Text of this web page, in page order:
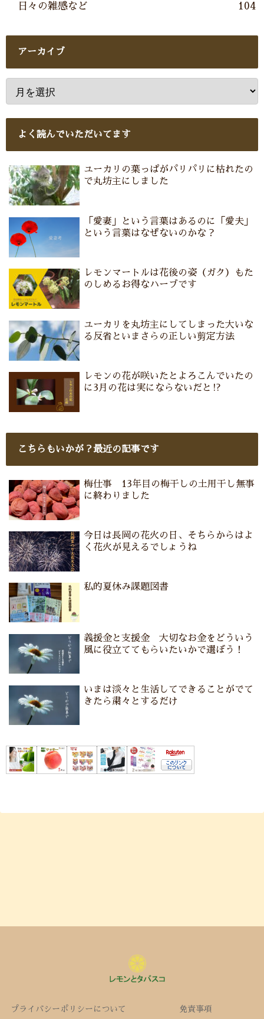
日々の雑感など 104
アーカイブ
よく読んでいただいてます
ユーカリの葉っぱがパリパリに枯れたの
で丸坊主にしました
「愛妻」という言葉はあるのに「愛夫」
という言葉はなぜないのかな？
レモンマートルは花後の姿（ガク）もた
のしめるお得なハーブです
ユーカリを丸坊主にしてしまった大いな
る反省といまさらの正しい剪定方法
レモンの花が咲いたとよろこんでいたの
に3月の花は実にならないだと⁉
こちらもいかが？最近の記事です
梅仕事 13年目の梅干しの土用干し無事
に終わりました
今日は長岡の花火の日、そちらからはよ
く花火が見えるでしょうね
私的夏休み課題図書
義援金と支援金 大切なお金をどういう
風に役立ててもらいたいかで選ぼう！
いまは淡々と生活してできることがでて
きたら粛々とするだけ
プライバシーポリシーについて 免責事項